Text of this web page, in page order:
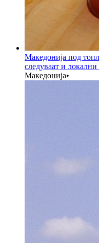
Македонија под
следуваат и
Македонија•